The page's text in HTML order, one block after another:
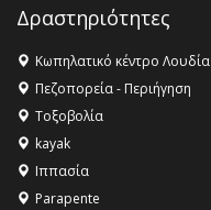
Δραστηριότητες
Κωπηλατικό κέντρο Λουδία
Πεζοπορεία - Περιήγηση
Τοξοβολία
kayak
Ιππασία
Parapente